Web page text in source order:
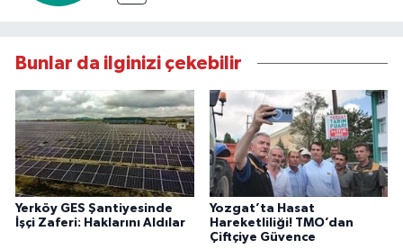
Bunlar da ilginizi çekebilir
Yerköy GES Şantiyesinde
İşçi Zaferi: Haklarını Aldılar
Yozgat’ta Hasat
Hareketliliği! TMO’dan
Çiftçiye Güvence